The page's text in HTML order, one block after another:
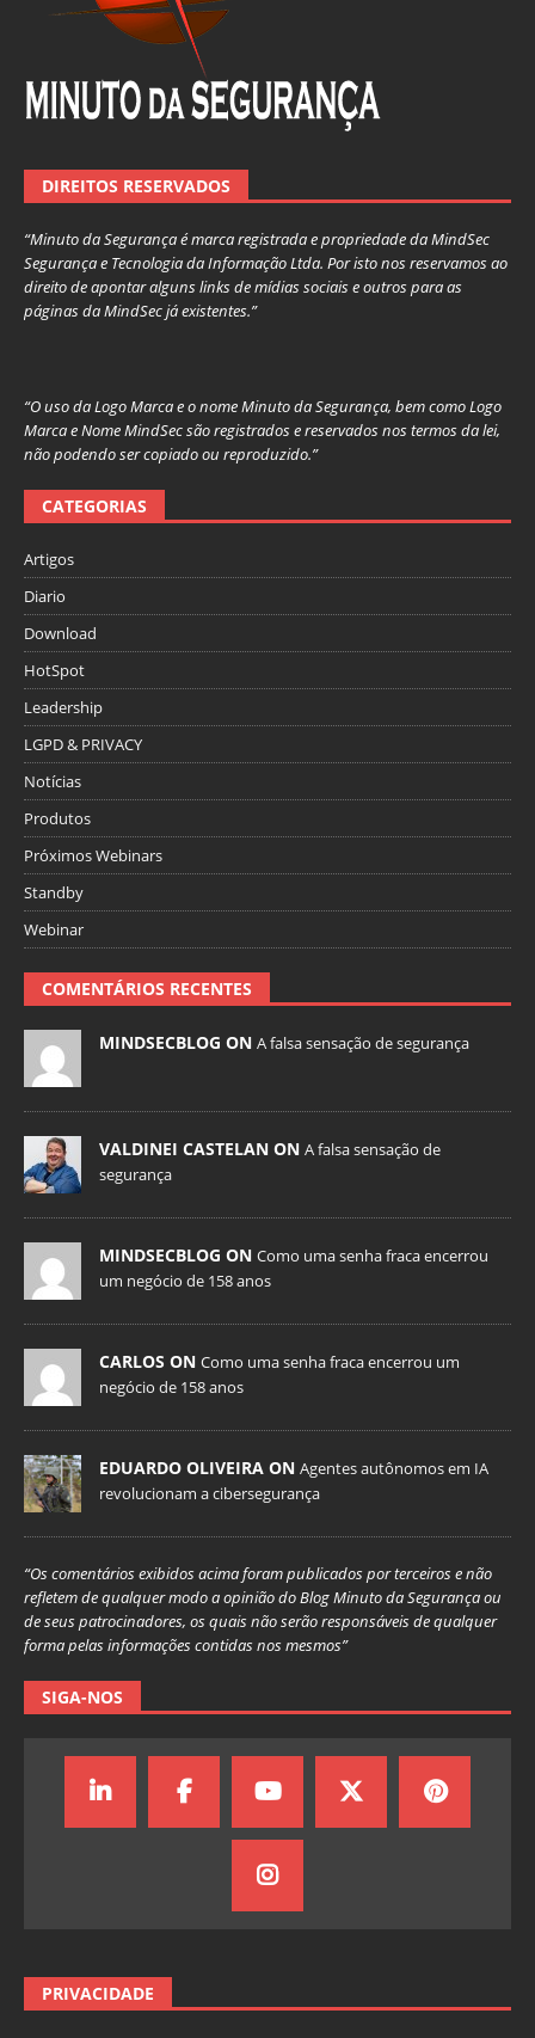
DIREITOS RESERVADOS
“Minuto da Segurança é marca registrada e propriedade da MindSec
Segurança e Tecnologia da Informação Ltda. Por isto nos reservamos ao
direito de apontar alguns links de mídias sociais e outros para as
páginas da MindSec já existentes.”
“O uso da Logo Marca e o nome Minuto da Segurança, bem como Logo
Marca e Nome MindSec são registrados e reservados nos termos da lei,
não podendo ser copiado ou reproduzido.”
CATEGORIAS
Artigos
Diario
Download
HotSpot
Leadership
LGPD & PRIVACY
Notícias
Produtos
Próximos Webinars
Standby
Webinar
COMENTÁRIOS RECENTES
MINDSECBLOG ON A falsa sensação de segurança
VALDINEI CASTELAN ON A falsa sensação de
segurança
MINDSECBLOG ON Como uma senha fraca encerrou
um negócio de 158 anos
CARLOS ON Como uma senha fraca encerrou um
negócio de 158 anos
EDUARDO OLIVEIRA ON Agentes autônomos em IA
revolucionam a cibersegurança
“Os comentários exibidos acima foram publicados por terceiros e não
refletem de qualquer modo a opinião do Blog Minuto da Segurança ou
de seus patrocinadores, os quais não serão responsáveis de qualquer
forma pelas informações contidas nos mesmos”
SIGA-NOS
PRIVACIDADE